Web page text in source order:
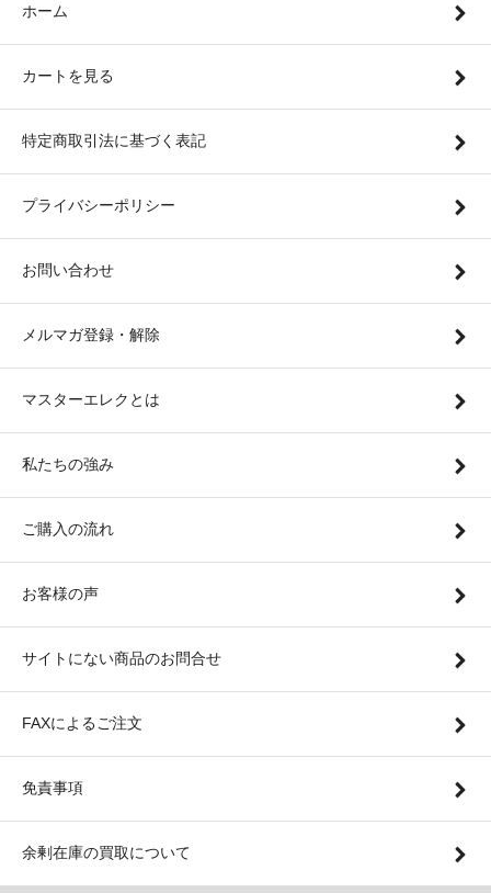
ホーム
カートを見る
特定商取引法に基づく表記
プライバシーポリシー
お問い合わせ
メルマガ登録・解除
マスターエレクとは
私たちの強み
ご購入の流れ
お客様の声
サイトにない商品のお問合せ
FAXによるご注文
免責事項
余剰在庫の買取について